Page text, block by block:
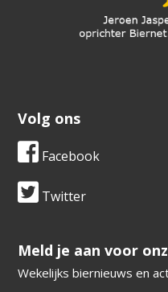
Volg ons
Facebook
Twitter
​​​​​​​Meld je aan voor
Wekelijks biernieuws en